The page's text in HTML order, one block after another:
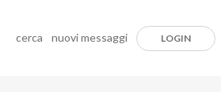
cerca nuovi messaggi LOGIN